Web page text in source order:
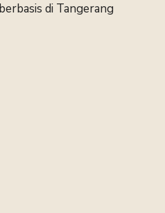
di Tangerang